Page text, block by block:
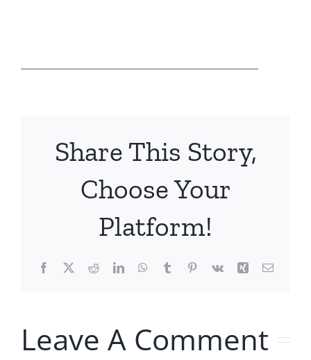
Share This Story,
Choose Your
Platform!
Facebook
X RedditLinkedInWhatsApp
TumblrPinterest
Vk Xing Email
Leave A Comment